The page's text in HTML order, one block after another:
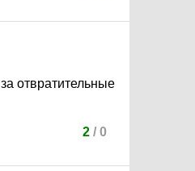
отвратительные
2/ 0